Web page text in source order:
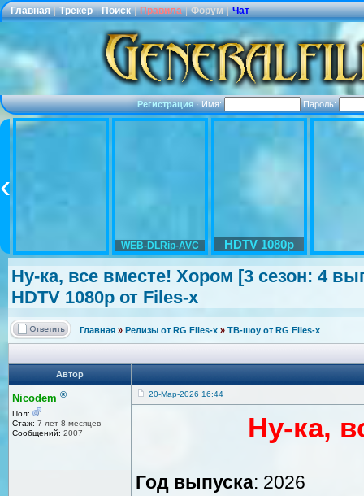
Главная | Трекер | Поиск | Правила | Форум | Чат
Регистрация·Имя: Пароль:
WEB-DLRip-AVC HDTV 1080p
Ну-ка, все вместе! Хором [3 сезон: 4
HDTV 1080р от Files-x
Главная » Релизы от RG Files-x » ТВ-шоу от RG Files-x
Автор
Nicodem ®
Пол:
Стаж: 7 лет 8 месяцев
Сообщений: 2007
20-Мар-2026 16:44
Ну-ка,
Год выпуска: 2026